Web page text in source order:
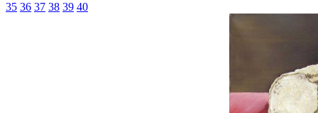
35 36 37 38 39 40